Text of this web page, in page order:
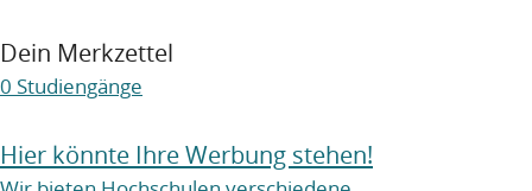
Dein Merkzettel
0 Studiengänge
Hier könnte Ihre Werbung stehen!